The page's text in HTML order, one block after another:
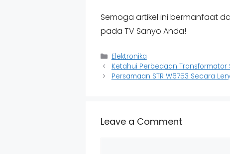
Semoga artikel ini bermanfaat
pada TV Sanyo Anda!
Categories
Elektronika
Ketahui Perbedaan Transformator
Persamaan STR W6753 Secara
Leave a Comment